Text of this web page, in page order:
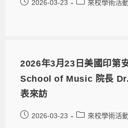
2026-03-23 來校學術活動
2026年3月23日美國印第
School of Music 院長
表來訪
2026-03-23 來校學術活動